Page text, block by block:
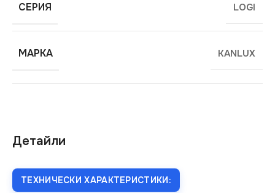
Детайли
ТЕХНИЧЕСКИ ХАРАКТЕРИСТИКИ:
СЕРИЯ LOGI
МАРКА KANLUX